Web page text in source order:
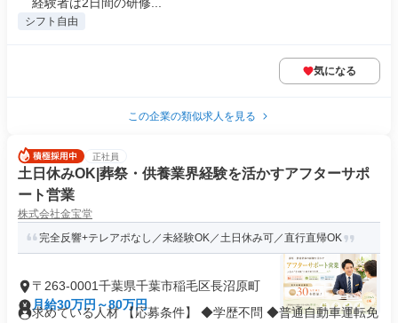
シフト自由
気になる
この企業の類似求人を見る
正社員
土日休みOK|葬祭・供養業界経験を活かすアフターサポ
ート営業
株式会社金宝堂
完全反響+テレアポなし／未経験OK／土日休み可／直行直帰OK
〒263-0001千葉県千葉市稲毛区長沼原町
月給30万円～80万円
求めている人材 【応募条件】 ◆学歴不問 ◆普通自動車運転免